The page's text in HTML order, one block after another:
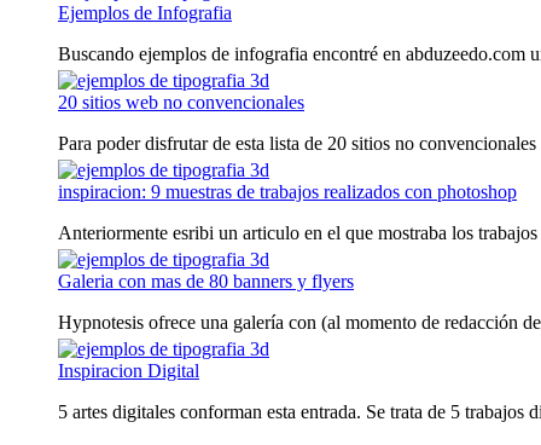
Ejemplos de Infografia
Buscando ejemplos de infografia encontré en abduzeedo.com
20 sitios web no convencionales
Para poder disfrutar de esta lista de 20 sitios no
inspiracion: 9 muestras de trabajos realizados con photoshop
Anteriormente esribi un articulo en el que mostraba los trabajos
Galeria con mas de 80 banners y flyers
Hypnotesis ofrece una galería con (al momento de redacción
Inspiracion Digital
5 artes digitales conforman esta entrada. Se trata de 5 trabajos